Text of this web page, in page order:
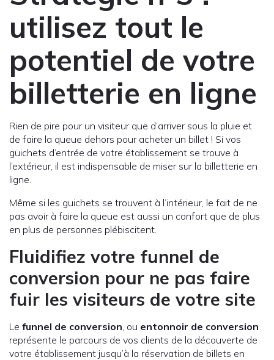
utilisez tout le
potentiel de votre
billetterie en ligne
Rien de pire pour un visiteur que d’arriver sous la pluie et
de faire la queue dehors pour acheter un billet ! Si vos
guichets d’entrée de votre établissement se trouve à
l’extérieur, il est indispensable de miser sur la billetterie en
ligne.
Même si les guichets se trouvent à l’intérieur, le fait de ne
pas avoir à faire la queue est aussi un confort que de plus
en plus de personnes plébiscitent.
Fluidifiez votre funnel de
conversion pour ne pas faire
fuir les visiteurs de votre site
Le funnel de conversion, ou entonnoir de conversion
représente le parcours de vos clients de la découverte de
votre établissement jusqu’à la réservation de billets en